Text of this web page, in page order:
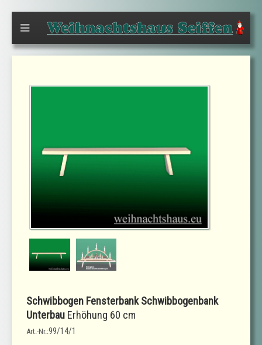
Schwibbogen Fensterbank Schwibbogenbank
Unterbau Erhöhung 60 cm
Art.-Nr.:99/14/1